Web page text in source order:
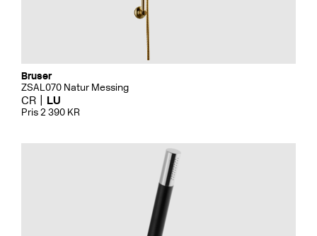
Bruser
ZSAL070 Natur Messing
CR LU
Pris 2 390 KR